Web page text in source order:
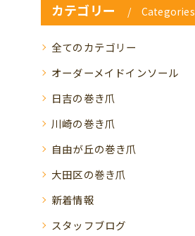
カテゴリー Categories
全てのカテゴリー
オーダーメイドインソール
日吉の巻き爪
川崎の巻き爪
自由が丘の巻き爪
大田区の巻き爪
新着情報
スタッフブログ